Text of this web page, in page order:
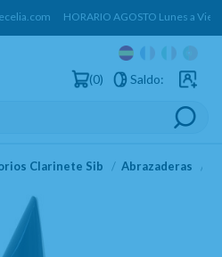
HORARIO AGOSTO Lunes a
0 Saldo:
Clarinete Sib Abrazaderas